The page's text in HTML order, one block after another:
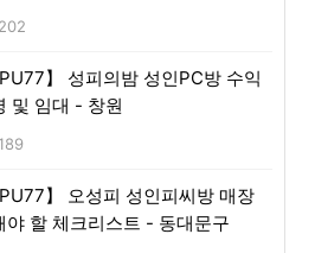
】 성피의밤 성인PC방 수익
및 임대 - 창원
】 오성피 성인피씨방 매장
야 할 체크리스트 - 동대문구